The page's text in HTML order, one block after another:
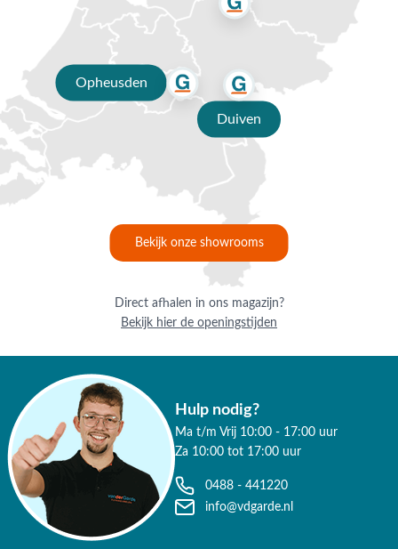
tijd gaan verkleuren en haarscheurtjes gaan vertonen. Dit is
niet erg want het maakt de tafel juist nog stoerder. Mocht je
de voorkeur hebben om de originele kleur te behouden van
het teak hout., dan adviseren wij om de tafel te behandelen
met een protector. Om vlekken te voorkomen
tafel ook behandelen met een
teak shield
. Dit
onderhoudsmiddel zorgt er tevens voor dat het teak water-
en vuilafstotend is. Let op dat je de teak tuintafel nooit afdekt
met een hoes. Wanneer het tafelblad volledig afgesloten
wordt kan het niet “ademen” en kunnen er lelijke vlekken
6x 4 Seasons Dalias low dining tuinstoel
1x Taste Prado Ellips low dining tuintafel
Vragen of hulp nodig?
Heb je nog vragen over de 4SO Calpi/Prado Ellips Low Dining
Tuinset? Bel ons dan op0488-441220, stuur een e-mail naar
info@vdgarde.nlof maak gebruik van de chatfunctie.
Uiteraard ben je ook van harte welkom in onze showroom in
Opheusden, Duiven of Apeldoorn. Onze specialisten voorzien
je graag van een deskundig advies op maat.
Waarom kopen bij Van der Garde
Opheusden
Duiven
Bekijk onze showrooms
Direct afhalen in ons magazijn?
Bekijk hier de openingstijden
Hulp nodig?
Ma t/m Vrij 10:00 - 17:00 uur
Za 10:00 tot 17:00 uur
0488 - 441220
info@vdgarde.nl